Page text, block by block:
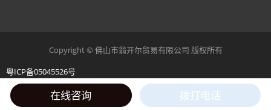
Copyright © 佛山市翁开尔贸易有限公司 版权所有
粤ICP备05045526号
在线咨询 拨打电话